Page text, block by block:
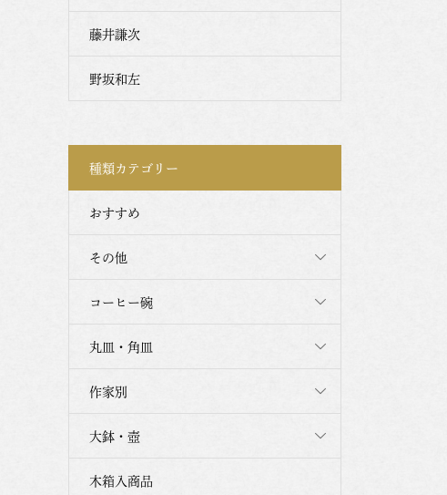
藤井謙次
野坂和左
種類カテゴリー
おすすめ
その他
コーヒー碗
丸皿・角皿
作家別
大鉢・壺
木箱入商品